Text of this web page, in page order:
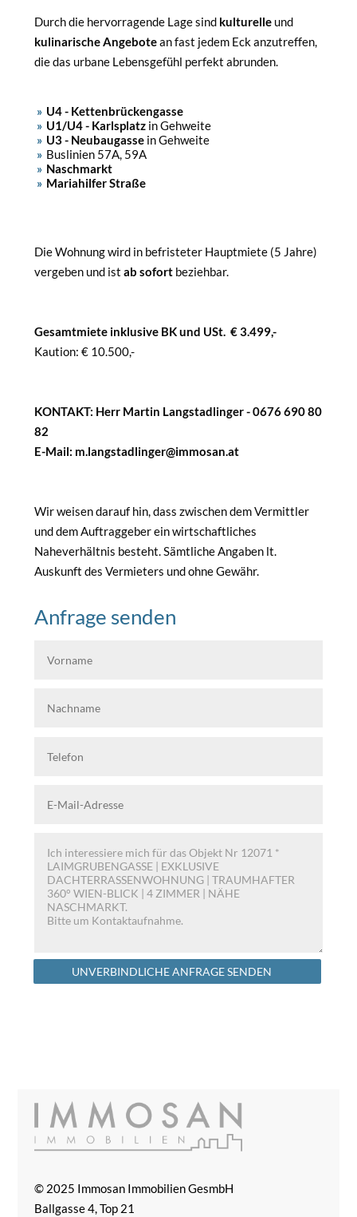
Durch die hervorragende Lage sind kulturelle und
kulinarische Angebotean fast jedem Eck anzutreffen,
die das urbane Lebensgefühl perfekt abrunden.
U4 - Kettenbrückengasse
U1/U4 - Karlsplatz in Gehweite
U3 - Neubaugasse in Gehweite
Buslinien 57A, 59A
Naschmarkt
Mariahilfer Straße
Die Wohnung wird in befristeter Hauptmiete (5 Jahre)
vergeben und ist ab sofort beziehbar.
Gesamtmiete inklusive BK und USt. € 3.499,-
Kaution: € 10.500,-
KONTAKT: Herr Martin Langstadlinger - 0676 690 80
82
E-Mail: m.langstadlinger@immosan.at
Wir weisen darauf hin, dass zwischen dem Vermittler
und dem Auftraggeber ein wirtschaftliches
Naheverhältnis besteht. Sämtliche Angaben lt.
Auskunft des Vermieters und ohne Gewähr.
Anfrage senden
UNVERBINDLICHE ANFRAGE SENDEN
Alternative:
© 2025 Immosan Immobilien GesmbH
Ballgasse 4, Top 21